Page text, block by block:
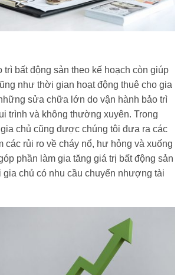
trì bất động sản theo kế hoạch còn giúp
như thời gian hoạt động thuê cho gia
sửa chữa lớn do vận hành bảo trì
trình và không thường xuyên. Trong
chủ cũng được chúng tôi đưa ra các
các rủi ro về cháy nổ, hư hỏng và xuống
phần làm gia tăng giá trị bất động sản
gia chủ có nhu cầu chuyển nhượng tài